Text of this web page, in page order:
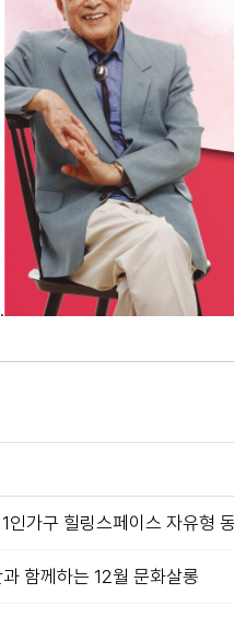
가구 힐링스페이스 자유형
함께하는 12월 문화살롱